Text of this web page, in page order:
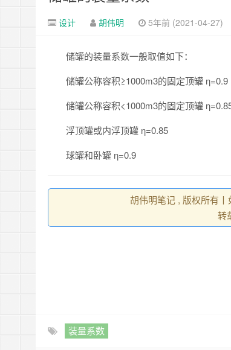
设计 胡伟明 5年前 (2021-04-27)
储罐的装量系数一般取值如下：
储罐公称容积≥1000m3的固定顶罐 η=0.9
储罐公称容积<1000m3的固定顶罐
浮顶罐或内浮顶罐 η=0.85
球罐和卧罐 η=0.9
胡伟明笔记 , 版权所有
转
装量系数